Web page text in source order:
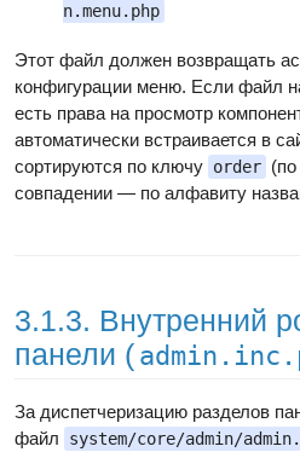
n.menu.php
Этот файл должен возвращать
конфигурации меню. Если файл
есть права на просмотр
автоматически встраивается в
сортируются по ключу order
совпадении — по алфавиту
3.1.3. Внутренний
панели (
За диспетчеризацию разделов
файл
system/core/admin/